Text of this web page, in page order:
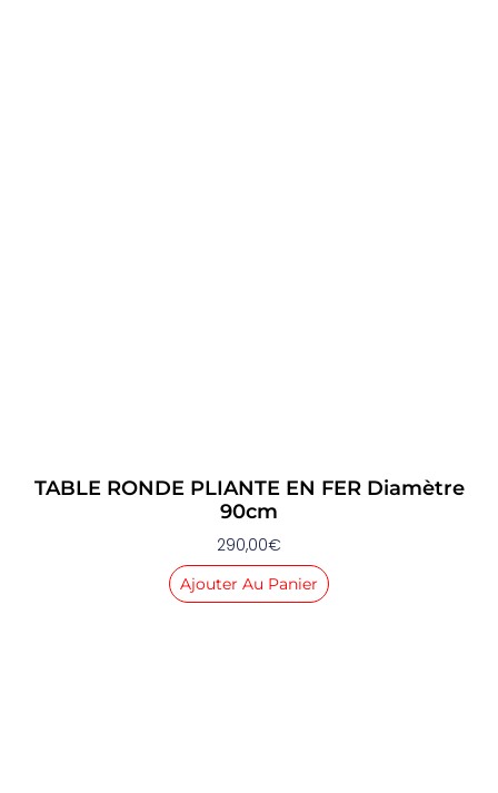
TABLE RONDE PLIANTE EN FER Diamètre
90cm
290,00€
Ajouter Au Panier